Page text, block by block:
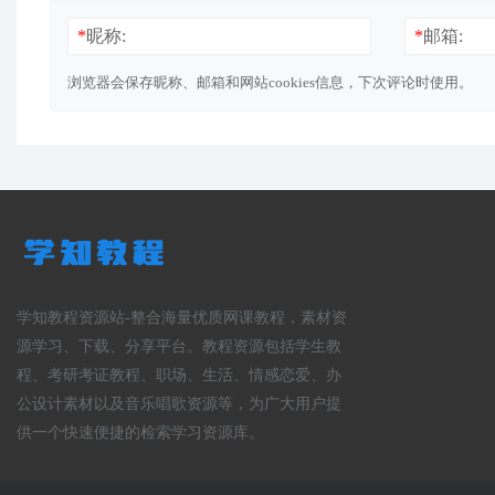
*昵称: *邮箱:
浏览器会保存昵称、邮箱和网站cookies信息，下次评论时使用。
学知教程资源站-整合海量优质网课教程，素材资
源学习、下载、分享平台。教程资源包括学生教
程、考研考证教程、职场、生活、情感恋爱、办
公设计素材以及音乐唱歌资源等，为广大用户提
供一个快速便捷的检索学习资源库。